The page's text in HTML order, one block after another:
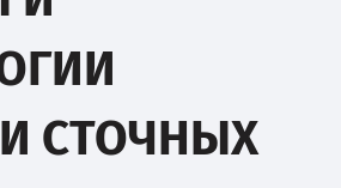
СТОЧНЫХ